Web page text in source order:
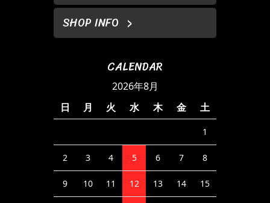
SHOP INFO
CALENDAR
2026年8月
日
月 火 水 木 金 土
1
2 3 4 5 6 7 8
9 10 11 12 13 14 15